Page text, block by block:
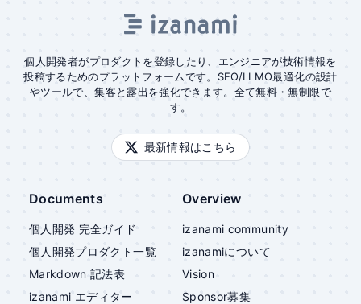
個人開発者がプロダクトを登録したり、エンジニアが技術情報を
投稿するためのプラットフォームです。SEO/LLMO最適化の設計
やツールで、集客と露出を強化できます。全て無料・無制限で
す。
最新情報はこちら
Documents
個人開発 完全ガイド
個人開発プロダクト一覧
Markdown 記法表
izanami エディター
Overview
izanami community
izanamiについて
Vision
Sponsor募集